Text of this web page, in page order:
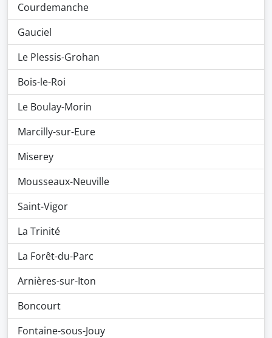
Courdemanche
Gauciel
Le Plessis-Grohan
Bois-le-Roi
Le Boulay-Morin
Marcilly-sur-Eure
Miserey
Mousseaux-Neuville
Saint-Vigor
La Trinité
La Forêt-du-Parc
Arnières-sur-Iton
Boncourt
Fontaine-sous-Jouy